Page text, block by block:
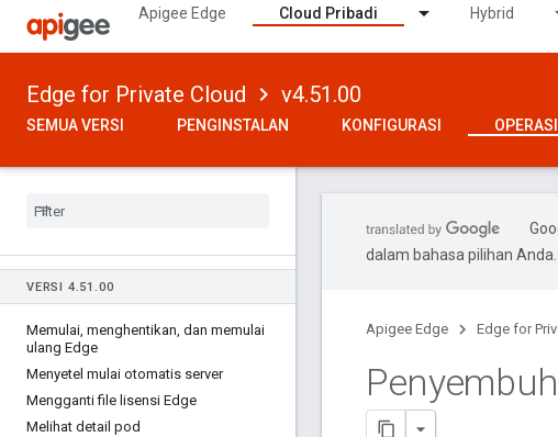
Apigee Edge Cloud Pribadi Hybrid
Edge for Private Cloud v4.51.00
SEMUA VERSI PENGINSTALAN KONFIGURASI
VERSI 4.51 .00
Memulai, menghentikan, dan memulai
ulang Edge
Menyetel mulai otomatis server
Mengganti file lisensi Edge
Melihat detail pod
dalam bahasa pilihan
Apigee Edge Edge for